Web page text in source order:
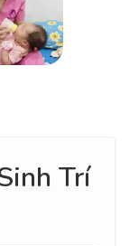
Trí